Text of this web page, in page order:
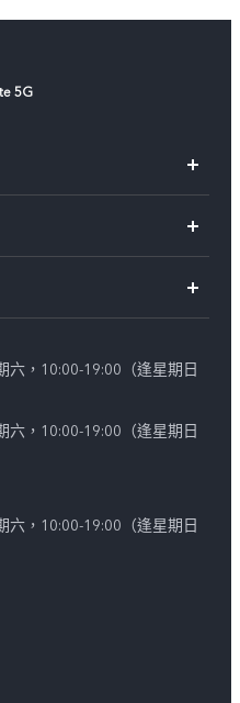
5G
六，10:00-19:00（逢星期日
六，10:00-19:00（逢星期日
六，10:00-19:00（逢星期日